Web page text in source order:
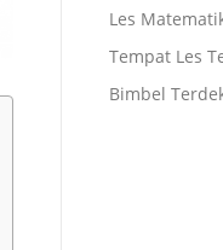
Les
Tempat Les
Bimbel